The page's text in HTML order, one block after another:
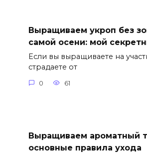
Выращиваем укроп без
самой осени: мой
Если вы выращиваете на
страдаете от
0 61
Выращиваем ароматный
основные правила ухода